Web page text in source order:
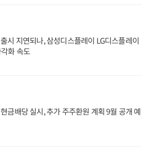
시 지연되나, 삼성디스플레이 LG디스플레이
화 속도
금배당 실시, 추가 주주환원 계획 9월 공개 예